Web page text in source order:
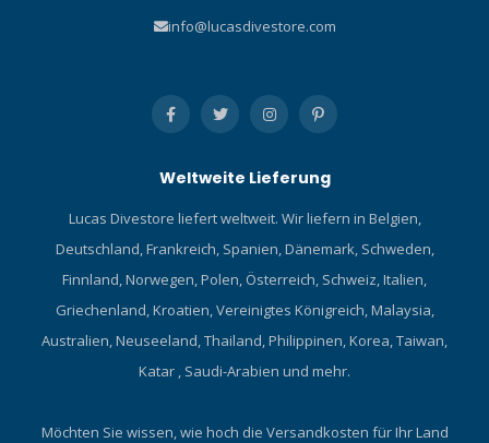
info@lucasdivestore.com
Weltweite Lieferung
Lucas Divestore liefert weltweit. Wir liefern in Belgien,
Deutschland, Frankreich, Spanien, Dänemark, Schweden,
Finnland, Norwegen, Polen, Österreich, Schweiz, Italien,
Griechenland, Kroatien, Vereinigtes Königreich, Malaysia,
Australien, Neuseeland, Thailand, Philippinen, Korea, Taiwan,
Katar , Saudi-Arabien und mehr.
Möchten Sie wissen, wie hoch die Versandkosten für Ihr Land